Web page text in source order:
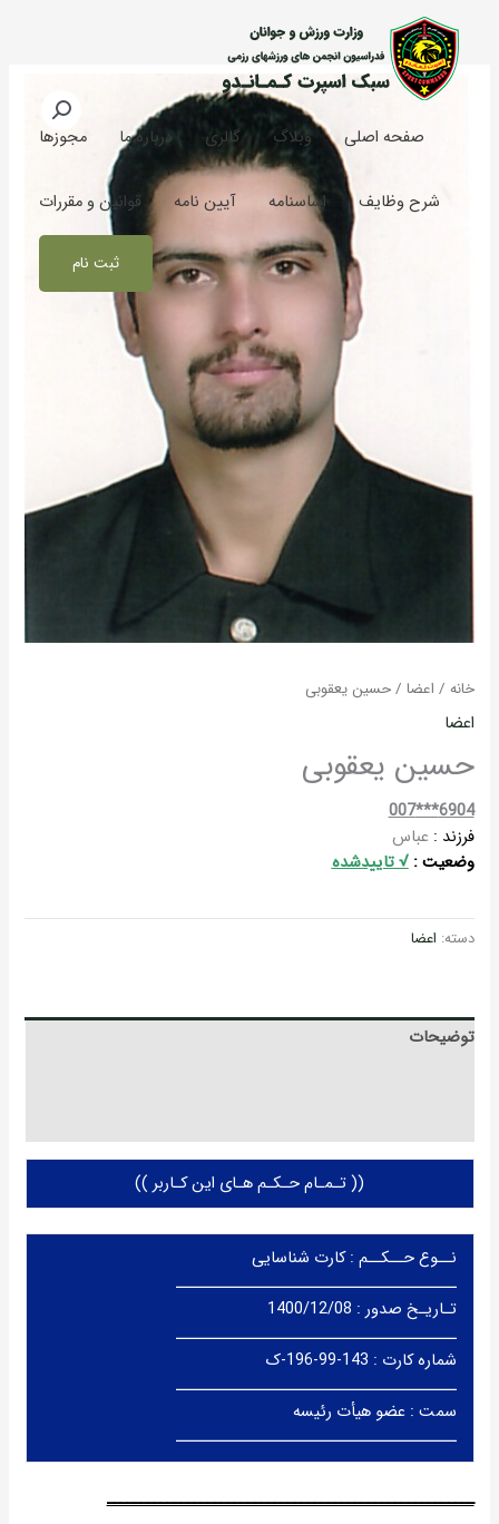
صفحه اصلی وبلاگ گالری درباره ما مجوزها
شرح وظایف اساسنامه آیین نامه قوانین و مقررات
ثبت نام
خانه / اعضا / حسین یعقوبی
اعضا
حسین یعقوبی
6904***007
فرزند : عباس
وضعیت : √ تاییدشده
دسته: اعضا
توضیحات
(( تـمـام حـکـم هـای این کـاربر ))
نــوع حــکــم : کارت شناسایی
ــــــــــــــــــــــــــــــــــــــــــ
تـاریـخ صدور : 1400/12/08
ــــــــــــــــــــــــــــــــــــــــــ
شماره کارت : 143-99-196-ک
ــــــــــــــــــــــــــــــــــــــــــ
سمت : عضو هیأت رئیسه
ــــــــــــــــــــــــــــــــــــــــــ
ـــــــــــــــــــــــــــــــــــــــــــــــــــــــ